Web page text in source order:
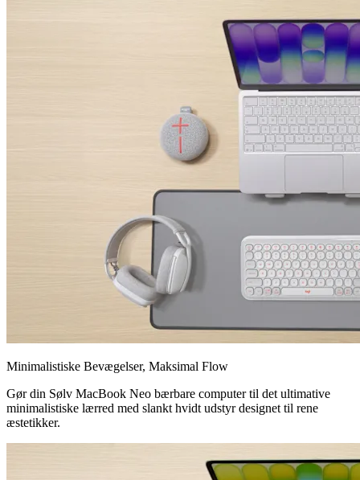
Minimalistiske Bevægelser, Maksimal Flow
Gør din Sølv MacBook Neo bærbare computer til det ultimative
minimalistiske lærred med slankt hvidt udstyr designet til rene
æstetikker.